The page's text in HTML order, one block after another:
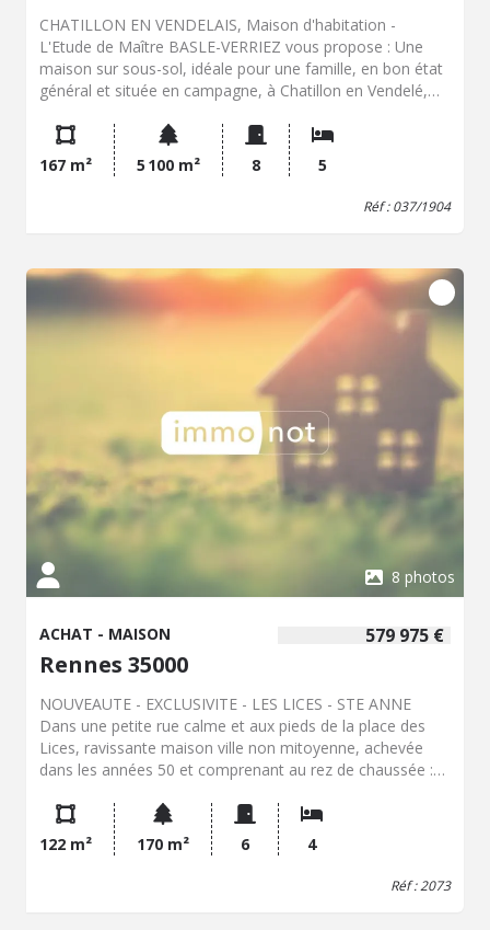
CHATILLON EN VENDELAIS, Maison d'habitation -
L'Etude de Maître BASLE-VERRIEZ vous propose : Une
maison sur sous-sol, idéale pour une famille, en bon état
général et située en campagne, à Chatillon en Vendelé,
une salle d'eau, wc, arrière-cuisine et garage -Au rez-de-
chaussée : séjour lumineux avec un insert d'environ 40
m², une cuisine récente avec un espace salle à manger,
trois chambres, salle d'eau, wc, - A l'étage : un grenier
radiateurs éléctriques, les menuiseries sont en bois
double-vitrage. Si vous souhaitez plus de renseignements
ou visiter cette belle propriété, contactez-nous au :
02.99.94.82.20 - Classe énergie : E - Classe climat : B -
Montant estimé des dépenses annuelles d'énergie pour
un usage standard : 3070 à 4154 € (base 2023) - Prix Hon.
Négo Inclus : 289 009 € dont 3,96% Hon. Négo TTC
charge acq. Prix Hors Hon. Négo :278 000 € - Réf :
037/1904
167 m² 5 100 m² 8 5
Réf : 037/1904
8 photos
579 975 €
ACHAT - MAISON
Rennes 35000
NOUVEAUTE - EXCLUSIVITE - LES LICES - STE ANNE
Dans une petite rue calme et aux pieds de la place des
Lices, ravissante maison ville non mitoyenne, achevée
dans les années 50 et comprenant au rez de chaussée :
bureau, salle d'eau, WC. A l'étage, dégagement, trois
chambres, salle d'eau, WC. Grenier 25 m² . Terrasse 35 m²
Garage double et cave d'une surface de 62 m² (4.50 %
122 m² 170 m² 6 4
Réf : 2073